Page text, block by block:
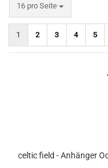
16 pro Seite
pro Seite
1 2 3 4 5
celtic field - Anhänger